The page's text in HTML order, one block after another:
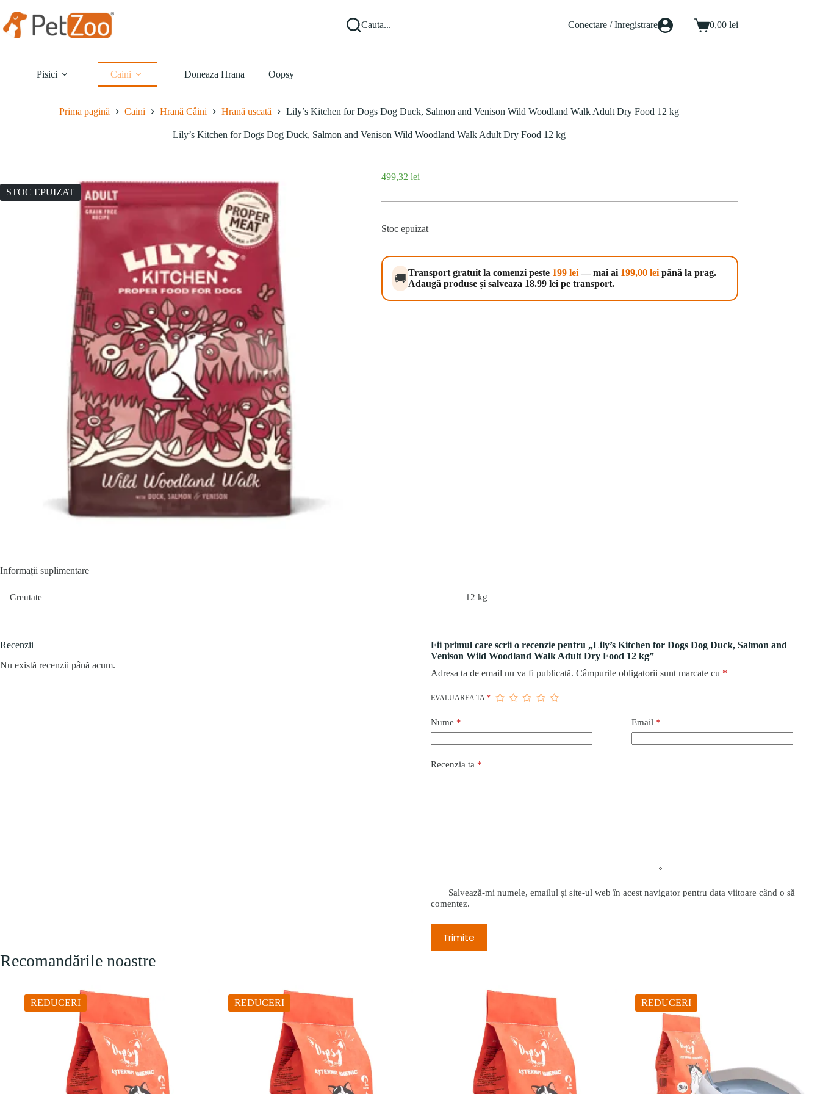
conținut
Cauta... Conectare / Inregistrare
Coș0,00 lei
Pisici Caini Doneaza Hrana Oopsy
Prima pagină Caini Hrană Câini Hrană uscată Lily’s Kitchen for Dogs Dog Duck, Salmon and Venison Wild Woodland Walk Adult Dry Food 12 kg
Lily’s Kitchen for Dogs Dog Duck, Salmon and Venison Wild Woodland Walk Adult Dry Food 12 kg
STOC EPUIZAT
499,32 lei
Stoc epuizat
🚚 Transport gratuit la comenzi peste 199 lei— mai ai 199,00 leipână la prag.
Adaugă produse și salveaza 18.99 lei pe transport.
Informații suplimentare
Greutate 12 kg
Recenzii
Nu există recenzii până acum.
Fii primul care scrii o recenzie pentru „Lily’s Kitchen for Dogs Dog Duck, Salmon and
Venison Wild Woodland Walk Adult Dry Food 12 kg”
Adresa ta de email nu va fi publicată. Câmpurile obligatorii sunt marcate cu *
EVALUAREA TA *
Nume * Email *
Recenzia ta *
Salvează-mi numele, emailul și site-ul web în acest navigator pentru data viitoare când o să
comentez.
Trimite
Recomandările noastre
REDUCERI REDUCERI REDUCERI